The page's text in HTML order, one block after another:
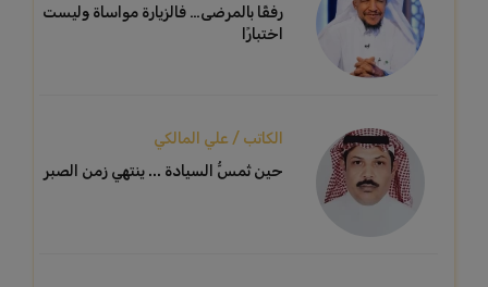
رفقًا بالمرضى… فالزيارة مواساة وليست
اختبارًا
الكاتب / علي المالكي
حين تُمسُّ السيادة ... ينتهي زمن الصبر